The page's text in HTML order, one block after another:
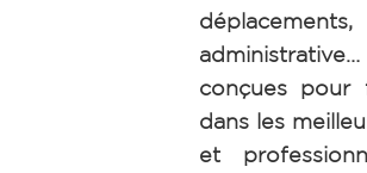
conçues pour
dans les
et